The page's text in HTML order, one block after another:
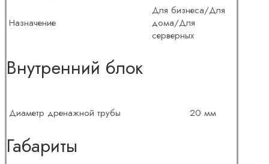
Назначение
Для бизнеса/Для
дома/Для
серверных
Внутренний блок
Диаметр дренажной трубы 20 мм
Габариты